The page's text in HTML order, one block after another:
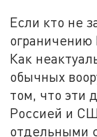
Если кто не
Как
обычных
том, что эти
Россией и
отдельными